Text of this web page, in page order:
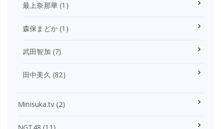
最上奈那華 (1)
森保まどか (1)
武田智加 (7)
田中美久 (82)
Minisuka.tv (2)